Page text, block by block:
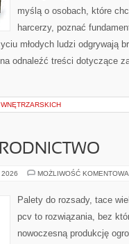
myślą o osobach, które
harcerzy, poznać
młodych ludzi odgrywają
odnaleźć treści dotyczące
2026 MOŻLIWOŚĆ
Palety do rozsady, tace
pcv to rozwiązania, bez
nowoczesną produkcję